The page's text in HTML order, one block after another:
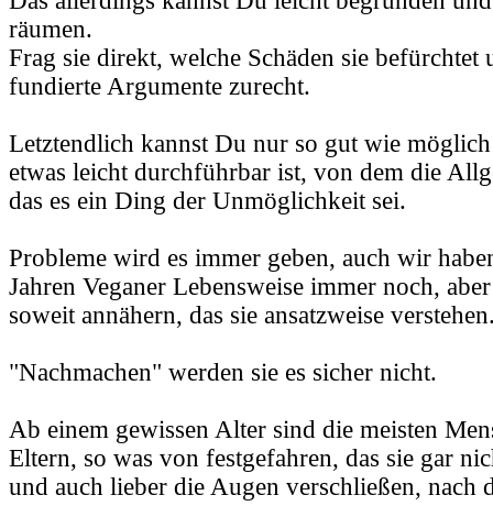
räumen.
Frag sie direkt, welche Schäden sie befürchtet
fundierte Argumente zurecht.
Letztendlich kannst Du nur so gut wie
etwas leicht durchführbar ist, von dem die
das es ein Ding der Unmöglichkeit sei.
Probleme wird es immer geben, auch wir
Jahren Veganer Lebensweise immer noch,
soweit annähern, das sie ansatzweise
"Nachmachen" werden sie es sicher nicht.
Ab einem gewissen Alter sind die meisten
Eltern, so was von festgefahren, das sie gar
und auch lieber die Augen verschließen, nach